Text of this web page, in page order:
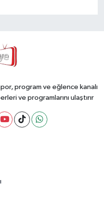
program ve eğlence kanalı
ve programlarını ulaştırır